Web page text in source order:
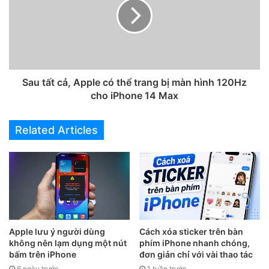
2. Đóng ứng dụng âm nhạc chứa bản
Sau tất cả, Apple có thể trang bị màn hình 120Hz
cho iPhone 14 Max
Related Articles
Apple lưu ý người dùng
không nên lạm dụng một nút
bấm trên iPhone
Cách xóa sticker trên bàn
phím iPhone nhanh chóng,
đơn giản chỉ với vài thao tác